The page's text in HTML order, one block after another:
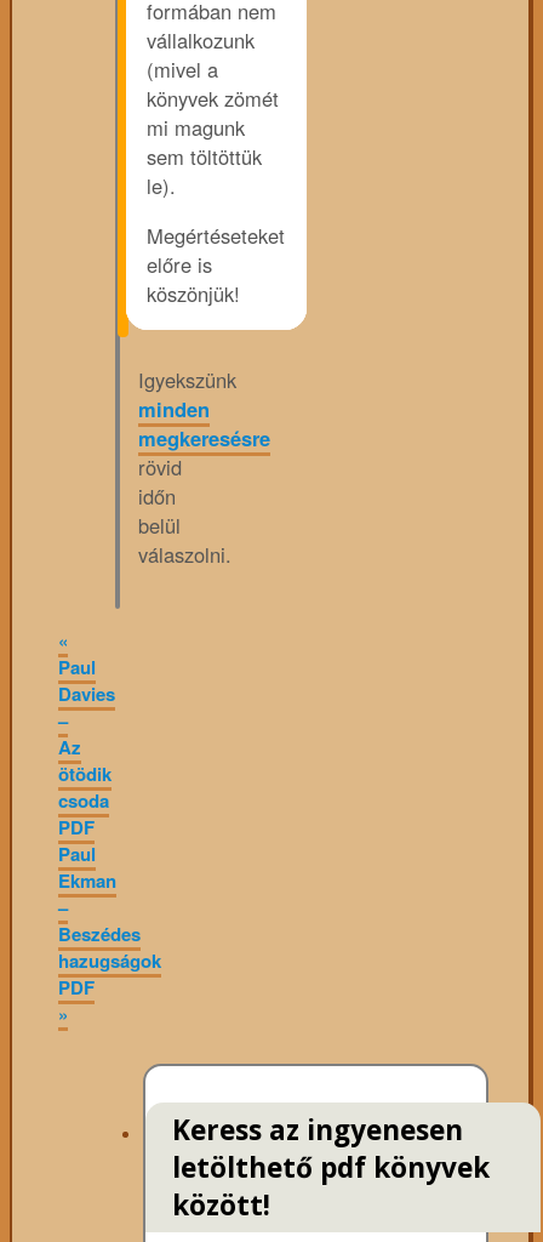
formában nem
vállalkozunk
(mivel a
könyvek zömét
mi magunk
sem töltöttük
le).
Megértéseteket
előre is
köszönjük!
Igyekszünk
minden
megkeresésre
rövid
időn
belül
válaszolni.
«
Paul
Davies
–
Az
ötödik
csoda
PDF
Paul
Ekman
–
Beszédes
hazugságok
PDF
»
Keress az ingyenesen
letölthető pdf könyvek
között!